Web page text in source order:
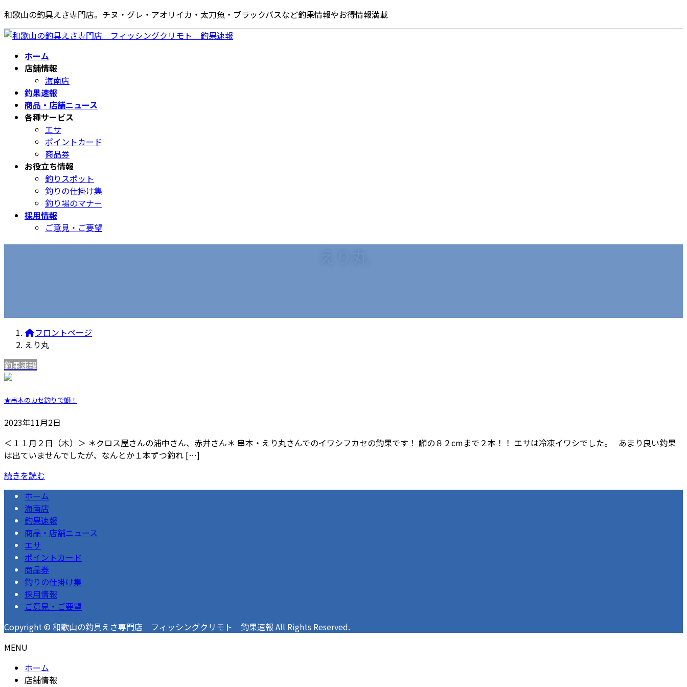
コ
ン
テ
ナ
ビ
ゲ
和歌山の釣具えさ専門店。チヌ・グレ・アオリイカ・太刀魚・ブラックバスなど釣果情報やお得情報満載
ホーム
店舗情報
海南店
釣果速報
商品・店舗ニュース
各種サービス
エサ
ポイントカード
商品券
お役立ち情報
釣りスポット
釣りの仕掛け集
釣り場のマナー
採用情報
ご意見・ご要望
フロントページ
えり丸
釣果速報
★串本のカセ釣りで鰤！
2023年11月2日
＜１１月２日（木）＞ ＊クロス屋さんの浦中さん、赤井さん＊ 串本・えり丸さんでのイワシフカセの釣果です！ 鰤の８２cmまで２本！！ エサは冷凍イワシでした。 あまり良い釣果
は出ていませんでしたが、なんとか１本ずつ釣れ […]
続きを読む
ホーム
海南店
釣果速報
商品・店舗ニュース
エサ
ポイントカード
商品券
釣りの仕掛け集
採用情報
ご意見・ご要望
Copyright © 和歌山の釣具えさ専門店 フィッシングクリモト 釣果速報 All Rights Reserved.
MENU
ホーム
店舗情報